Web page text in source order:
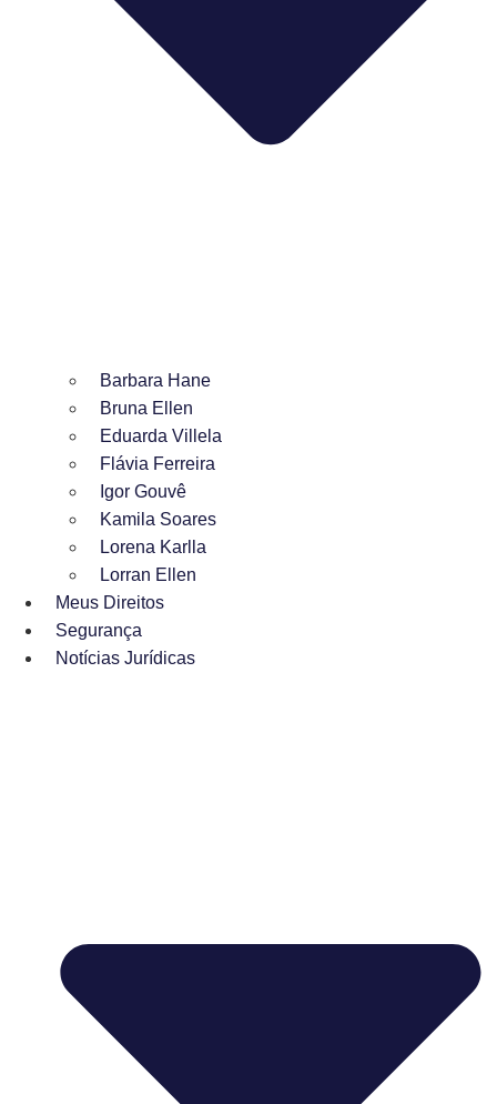
Barbara Hane
Bruna Ellen
Eduarda Villela
Flávia Ferreira
Igor Gouvê
Kamila Soares
Lorena Karlla
Lorran Ellen
Meus Direitos
Segurança
Notícias Jurídicas